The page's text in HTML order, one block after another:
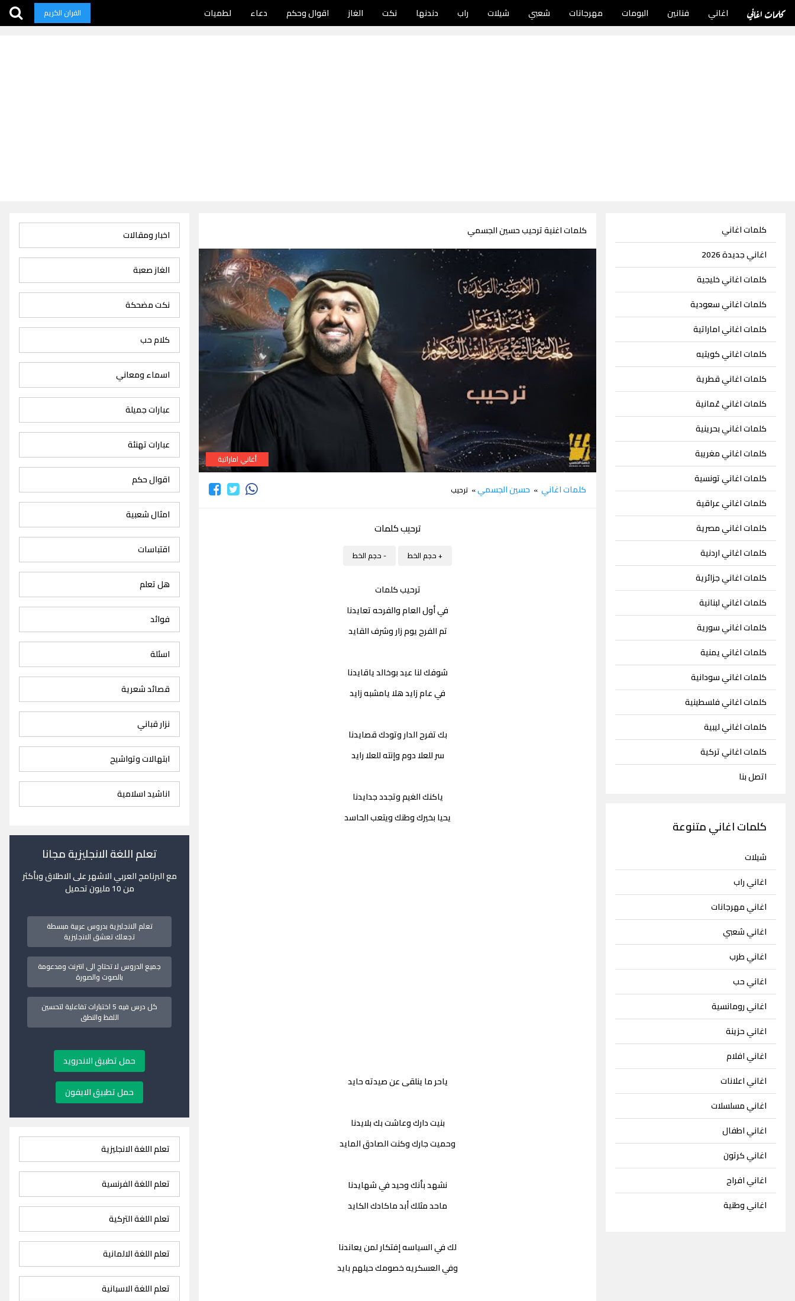
كلمات اغاني اغاني فنانين البومات مهرجانات شعبي شيلات راب دندنها نكت الغاز اقوال وحكم دعاء لطميات القران الكريم
كلمات اغاني
اغاني جديدة 2026
كلمات اغاني خليجية
كلمات اغاني سعودية
كلمات اغاني اماراتية
كلمات اغاني كويتيه
كلمات اغاني قطرية
كلمات اغاني عُمانية
كلمات اغاني بحرينية
كلمات اغاني مغريبة
كلمات اغاني تونسية
كلمات اغاني عراقية
كلمات اغاني مصرية
كلمات اغاني اردنية
كلمات اغاني جزائرية
كلمات اغاني لبنانية
كلمات اغاني سورية
كلمات اغاني يمنية
كلمات اغاني سودانية
كلمات اغاني فلسطينية
كلمات اغاني ليبية
كلمات اغاني تركية
اتصل بنا
كلمات اغاني متنوعة
شيلات
اغاني راب
اغاني مهرجانات
اغاني شعبي
اغاني طرب
اغاني حب
اغاني رومانسية
اغاني حزينة
اغاني افلام
اغاني اعلانات
اغاني مسلسلات
اغاني اطفال
اغاني كرتون
اغاني افراح
اغاني وطنية
كلمات اغنية ترحيب حسين الجسمي
أغاني اماراتية
كلمات اغاني » حسين الجسمي» ترحيب
ترحيب كلمات
+ حجم الخط - حجم الخط
ترحيب كلمات
في أول العام والفرحه تعايدنا
تم الفرح يوم زار وشرف القايد
شوفك لنا عيد بوخالد ياقايدنا
في عام زايد هلا يامشبه زايد
بك تفرح الدار وتودك قصايدنا
سر للعلا دوم وإنته للعلا رايد
ياكنك الغيم وتجدد جدايدنا
يحيا بخيرك وطنك ويتعب الحاسد
ياحر ما ينلقى عن صيدته حايد
بنيت دارك وعاشت بك بلايدنا
وحميت جارك وكنت الصادق المايد
نشهد بأنك وحيد في شهايدنا
ماحد مثلك أبد ماكادك الكايد
لك في السياسه إفتكار لمن يعاندنا
وفي العسكريه خصومك حيلهم بايد
اخبار ومقالات
الغاز صعبة
نكت مضحكة
كلام حب
اسماء ومعاني
عبارات جميلة
عبارات تهنئة
اقوال حكم
امثال شعبية
اقتباسات
هل تعلم
فوائد
اسئلة
قصائد شعرية
نزار قباني
ابتهالات وتواشيح
اناشيد اسلامية
تعلم اللغة الانجليزية مجانا
مع البرنامج العربي الاشهر على الاطلاق وبأكثر
من 10 مليون تحميل
تعلم الانجليزية بدروس عربية مبسطة
تجعلك تعشق الانجليزية
جميع الدروس لا تحتاج الى انترنت ومدعومة
بالصوت والصورة
كل درس فيه 5 اختبارات تفاعلية لتحسين
اللفظ والنطق
حمل تطبيق الاندرويد
حمل تطبيق الايفون
تعلم اللغة الانجليزية
تعلم اللغة الفرنسية
تعلم اللغة التركية
تعلم اللغة الالمانية
تعلم اللغة الاسبانية